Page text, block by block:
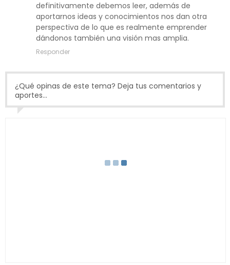
definitivamente debemos leer, además de
aportarnos ideas y conocimientos nos dan otra
perspectiva de lo que es realmente emprender
dándonos también una visión mas amplia.
Responder
¿Qué opinas de este tema? Deja tus comentarios y
aportes...